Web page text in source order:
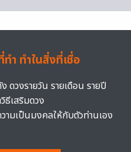
ำ ทำในสิ่งที่เชื่อ
ดวงรายวัน รายเดือน รายปี
ธีเสริมดวง
ามเป็นมงคลให้กับตัวท่านเอง